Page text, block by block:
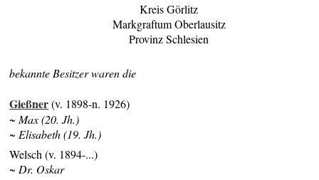
Kreis Görlitz
Markgraftum Oberlausitz
Provinz Schlesien
bekannte Besitzer waren die
Gießner(v. 1898-n. 1926)
~ Max (20. Jh.)
~ Elisabeth (19. Jh.)
Welsch (v. 1894-...)
~ Dr. Oskar